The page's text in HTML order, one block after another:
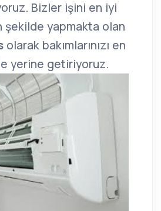
Bizler işini en iyi
şekilde yapmakta olan
olarak bakımlarınızı en
yerine getiriyoruz.